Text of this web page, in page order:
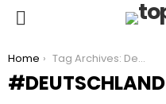
You are here:
Home Tag Archives: Deutschland
DEUTSCHLAND